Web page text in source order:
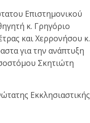
Επιστημονικού
κ. Γρηγόριο
και Χερρονήσου κ.
για την ανάπτυξη
Σκητιώτη
Εκκλησιαστικής